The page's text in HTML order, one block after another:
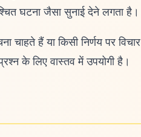
घटना जैसा सुनाई देने लगता है।
हैं या किसी निर्णय पर विचार
के लिए वास्तव में उपयोगी है।